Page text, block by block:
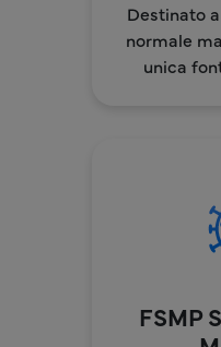
Destinato
normale
unica
FSMP